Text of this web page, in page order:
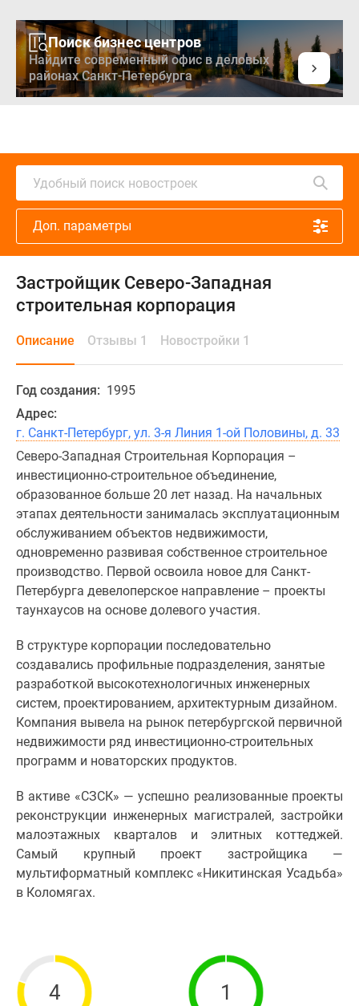
Поиск бизнес центров
Найдите современный офис в деловых
районах Санкт-Петербурга
Удобный поиск новостроек
Доп. параметры
Застройщик Северо-Западная
строительная корпорация
Описание Отзывы 1 Новостройки 1
Год создания: 1995
Адрес:
г. Санкт-Петербург, ул. 3-я Линия 1-ой Половины, д. 33
Северо-Западная Строительная Корпорация –
инвестиционно-строительное объединение,
образованное больше 20 лет назад. На начальных
этапах деятельности занималась эксплуатационным
обслуживанием объектов недвижимости,
одновременно развивая собственное строительное
производство. Первой освоила новое для Санкт-
Петербурга девелоперское направление – проекты
таунхаусов на основе долевого участия.
В структуре корпорации последовательно
создавались профильные подразделения, занятые
разработкой высокотехнологичных инженерных
систем, проектированием, архитектурным дизайном.
Компания вывела на рынок петербургской первичной
недвижимости ряд инвестиционно-строительных
программ и новаторских продуктов.
В активе «СЗСК» — успешно реализованные проекты
реконструкции инженерных магистралей, застройки
малоэтажных кварталов и элитных коттеджей.
Самый крупный проект застройщика —
мультиформатный комплекс «Никитинская Усадьба»
в Коломягах.
4 1